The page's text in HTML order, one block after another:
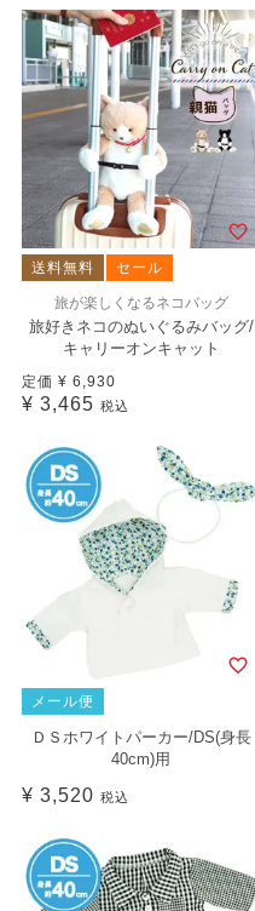
送料無料 セール
旅が楽しくなるネコバッグ
旅好きネコのぬいぐるみバッグ/
キャリーオンキャット
定価 ¥ 6,930
¥ 3,465 税込
メール便
ＤＳホワイトパーカー/DS(身長
40cm)用
¥ 3,520 税込